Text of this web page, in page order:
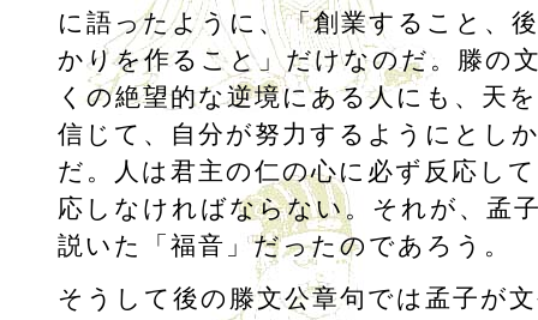
に語ったように、「創業すること、
かりを作ること」だけなのだ。滕の
くの絶望的な逆境にある人にも、天
信じて、自分が努力するようにとし
だ。人は君主の仁の心に必ず反応し
応しなければならない。それが、孟
説いた「福音」だったのであろう。
そうして後の滕文公章句では孟子が